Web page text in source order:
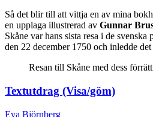
Så det blir till att vittja en av mina
en upplaga illustrerad av Gunnar
Skåne var hans sista resa i de
den 22 december 1750 och inledde
Resan till Skåne med dess
Textutdrag (Visa/göm)
Eva Björnberg